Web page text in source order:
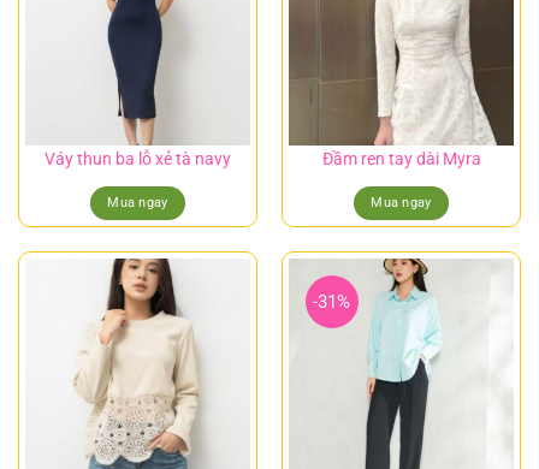
Váy thun ba lỗ xẻ tà navy
Mua ngay
Đầm ren tay dài Myra
Mua ngay
-31%